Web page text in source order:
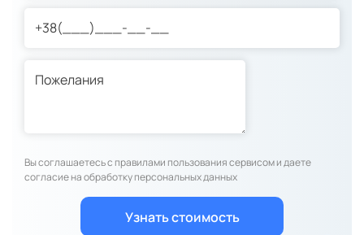
Вы соглашаетесь с правилами пользования сервисом и даете
согласие на обработку персональных данных